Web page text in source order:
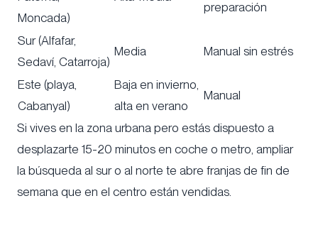
Moncada)
preparación
Sur (Alfafar,
Sedaví, Catarroja)
Media Manual sin estrés
Este (playa,
Cabanyal)
Baja en invierno,
alta en verano
Manual
Si vives en la zona urbana pero estás dispuesto a
desplazarte 15-20 minutos en coche o metro, ampliar
la búsqueda al sur o al norte te abre franjas de fin de
semana que en el centro están vendidas.